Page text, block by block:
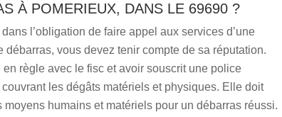
À POMERIEUX, DANS LE 69690 ?
l’obligation de faire appel aux services d’une
débarras, vous devez tenir compte de sa réputation.
en règle avec le fisc et avoir souscrit une police
couvrant les dégâts matériels et physiques. Elle doit
moyens humains et matériels pour un débarras réussi.